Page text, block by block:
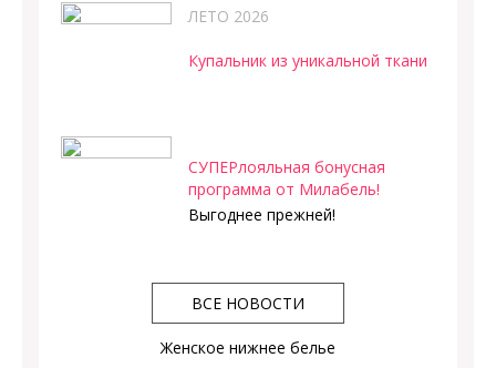
ЛЕТО 2026
Купальник из уникальной ткани
СУПЕРлояльная бонусная
программа от Милабель!
Выгоднее прежней!
ВСЕ НОВОСТИ
Женское нижнее белье